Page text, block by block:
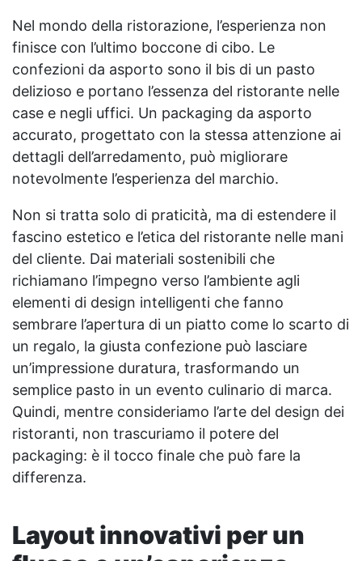
Nel mondo della ristorazione, l’esperienza non
finisce con l’ultimo boccone di cibo. Le
confezioni da asporto sono il bis di un pasto
delizioso e portano l’essenza del ristorante nelle
case e negli uffici. Un packaging da asporto
accurato, progettato con la stessa attenzione ai
dettagli dell’arredamento, può migliorare
notevolmente l’esperienza del marchio.
Non si tratta solo di praticità, ma di estendere il
fascino estetico e l’etica del ristorante nelle mani
del cliente. Dai materiali sostenibili che
richiamano l’impegno verso l’ambiente agli
elementi di design intelligenti che fanno
sembrare l’apertura di un piatto come lo scarto di
un regalo, la giusta confezione può lasciare
un’impressione duratura, trasformando un
semplice pasto in un evento culinario di marca.
Quindi, mentre consideriamo l’arte del design dei
ristoranti, non trascuriamo il potere del
packaging: è il tocco finale che può fare la
differenza.
Layout innovativi per un